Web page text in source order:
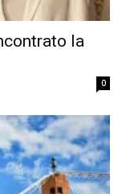
la
0